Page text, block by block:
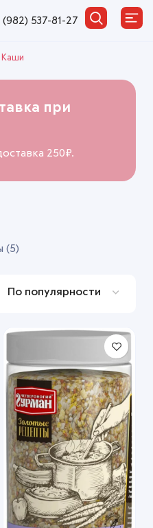
(982) 537-81-27
Каши
при
250₽.
(5)